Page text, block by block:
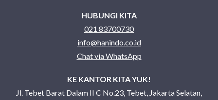
HUBUNGI KITA
021 83700730
info@hanindo.co.id
Chat via WhatsApp
KE KANTOR KITA YUK!
Jl. Tebet Barat Dalam II C No.23, Tebet, Jakarta Selatan,